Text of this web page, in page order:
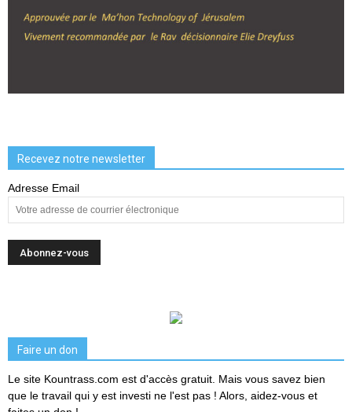
Recevez notre newsletter
Adresse Email
Faire un don
Le site Kountrass.com est d'accès gratuit. Mais vous savez bien
que le travail qui y est investi ne l'est pas ! Alors, aidez-vous et